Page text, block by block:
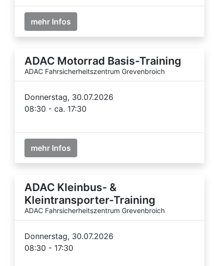
mehr Infos
ADAC Motorrad Basis-Training
ADAC Fahrsicherheitszentrum Grevenbroich
Donnerstag, 30.07.2026
08:30 - ca. 17:30
mehr Infos
ADAC Kleinbus- &
Kleintransporter-Training
ADAC Fahrsicherheitszentrum Grevenbroich
Donnerstag, 30.07.2026
08:30 - 17:30